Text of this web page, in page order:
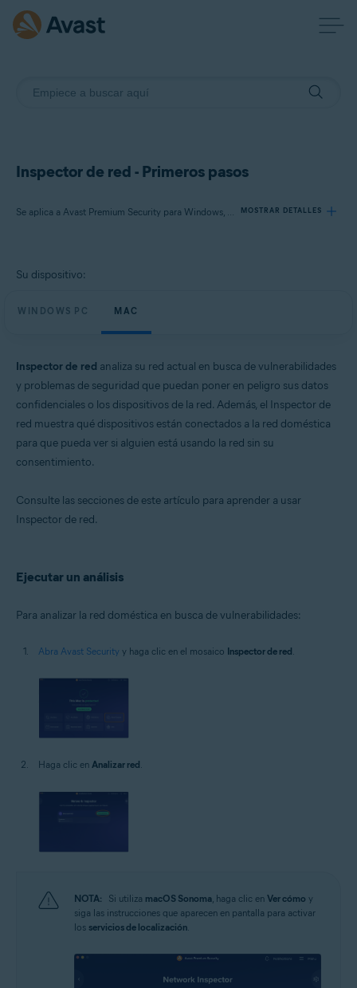
Inspector de red - Primeros pasos
Se aplica a Avast Premium Security para Windows, Avast Free Antivirus para Windows, Avast Premium Security para Mac, Avast Security para Mac MOSTRAR DETALLES
Productos:
Avast Free Antivirus 24.x para Windows
Avast Premium Security 15.x para Mac
Sistemas operativos:
Microsoft Windows 11 Home/Pro/Enterprise/Education
Microsoft Windows 10 Home/Pro/Enterprise/Education - 32 o 64 bits
Microsoft Windows 8/Pro/Enterprise - 32 o 64 bits
Microsoft Windows 7 Home Basic/Home
Apple macOS 14.x (Sonoma)
Apple macOS 10.15.x (Catalina)
Apple macOS 10.12.x (Sierra)
Su dispositivo:
WINDOWS PC MAC
Inspector de red analiza su red actual en busca de vulnerabilidades
y problemas de seguridad que puedan poner en peligro sus datos
confidenciales o los dispositivos de la red. Además, el Inspector de
red muestra qué dispositivos están conectados a la red doméstica
para que pueda ver si alguien está usando la red sin su
consentimiento.
Consulte las secciones de este artículo para aprender a usar
Inspector de red.
Ejecutar un análisis
Para analizar la red doméstica en busca de vulnerabilidades:
Abra Avast Security y haga clic en el mosaico Inspector de red.
Haga clic en Analizar red.
NOTA: Si utiliza macOS Sonoma , haga clic en Ver cómo y
siga las instrucciones que aparecen en pantalla para activar
los servicios de localización